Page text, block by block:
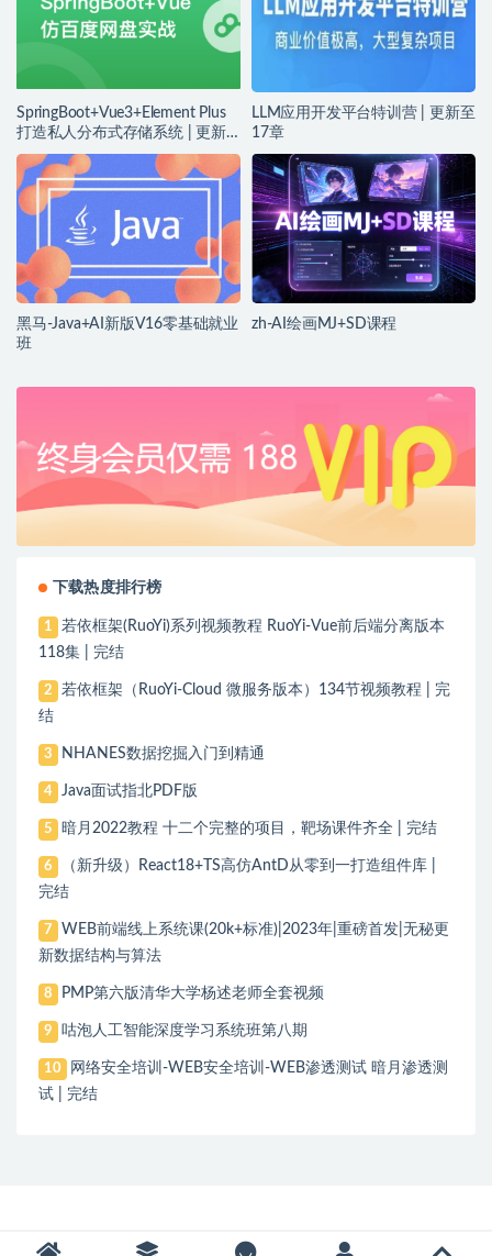
SpringBoot+Vue3+Element Plus
打造私人分布式存储系统 | 更新
完结
LLM应用开发平台特训营 | 更新至
17章
黑马-Java+AI新版V16零基础就业
班
zh-AI绘画MJ+SD课程
下载热度排行榜
1
若依框架(RuoYi)系列视频教程 RuoYi-Vue前后端分离版本
118集 | 完结
2
若依框架（RuoYi-Cloud 微服务版本）134节视频教程 | 完
结
3 NHANES数据挖掘入门到精通
4 Java面试指北PDF版
5 暗月2022教程 十二个完整的项目，靶场课件齐全 | 完结
6
（新升级）React18+TS高仿AntD从零到一打造组件库 |
完结
7
WEB前端线上系统课(20k+标准)|2023年|重磅首发|无秘更
新数据结构与算法
8 PMP第六版清华大学杨述老师全套视频
9 咕泡人工智能深度学习系统班第八期
10
网络安全培训-WEB安全培训-WEB渗透测试 暗月渗透测
试 | 完结